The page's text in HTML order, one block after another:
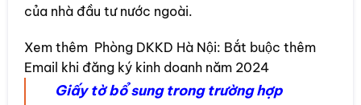
của nhà đầu tư nước ngoài.
Xem thêm Phòng DKKD Hà Nội: Bắt buộc thêm
Email khi đăng ký kinh doanh năm 2024
Giấy tờ bổ sung trong trường hợp